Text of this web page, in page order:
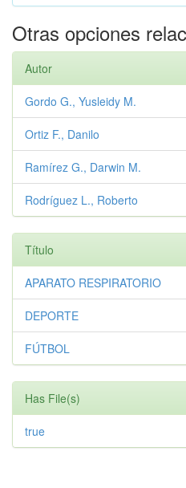
Otras opciones
Autor
Gordo G., Yusleidy M.
Ortiz F., Danilo
Ramírez G., Darwin M.
Rodríguez L., Roberto
Título
APARATO RESPIRATORIO
DEPORTE
FÚTBOL
Has File(s)
true